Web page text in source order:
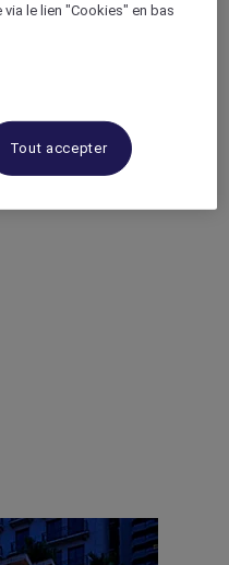
ci-dessous
le lien "Cookies" en bas
Tout accepter